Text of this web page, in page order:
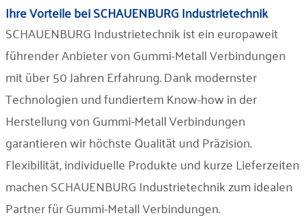
Ihre Vorteile bei SCHAUENBURG Industrietechnik
SCHAUENBURG Industrietechnik ist ein europaweit
führender Anbieter von Gummi-Metall Verbindungen
mit über 50 Jahren Erfahrung. Dank modernster
Technologien und fundiertem Know-how in der
Herstellung von Gummi-Metall Verbindungen
garantieren wir höchste Qualität und Präzision.
Flexibilität, individuelle Produkte und kurze Lieferzeiten
machen SCHAUENBURG Industrietechnik zum idealen
Partner für Gummi-Metall Verbindungen.